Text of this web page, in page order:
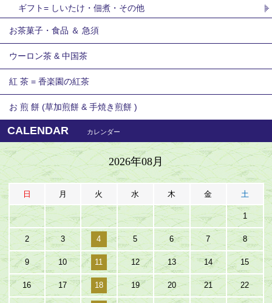
ギフト= しいたけ・佃煮・その他
お茶菓子・食品 ＆ 急須
ウーロン茶 & 中国茶
紅 茶 = 香楽園の紅茶
お 煎 餅 (草加煎餅 & 手焼き煎餅 )
CALENDAR カレンダー
2026年08月
日 月 火 水 木 金 土
1
2 3 4 5 6 7 8
9 10 11 12 13 14 15
16 17 18 19 20 21 22